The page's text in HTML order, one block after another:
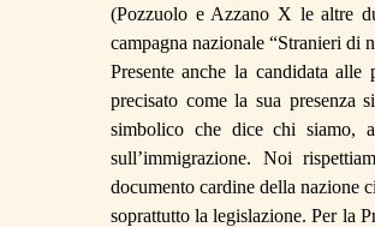
(Pozzuoloe Azzano X le altre
campagna nazionale “Stranieri di
Presente anche la candidata
precisato come la sua presenza
simbolico che dice chi siamo,
sull’immigrazione. Noi
documento cardine della nazione
soprattuttola legislazione. Per la